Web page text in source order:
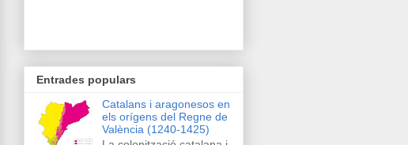
Entrades populars
Catalans i aragonesos en
els orígens del Regne de
València (1240-1425)